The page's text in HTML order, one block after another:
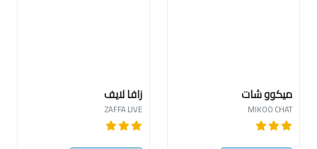
ميكوو شات
MIKOO CHAT
زافا لايف
ZAFFA LIVE